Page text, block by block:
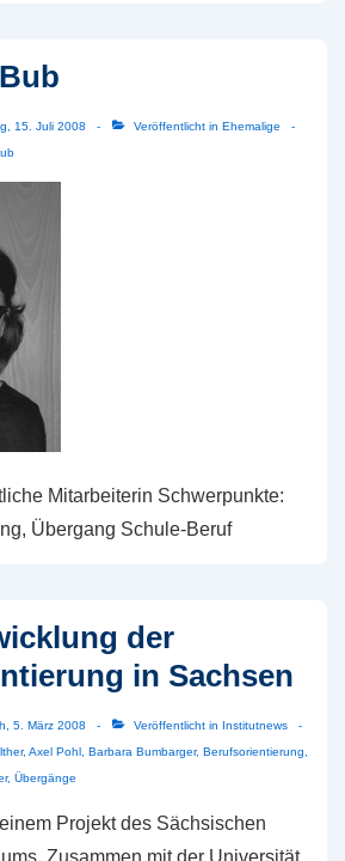
15. Juli 2008 Veröffentlicht in Ehemalige
Mitarbeiterin Schwerpunkte:
Übergang Schule-Beruf
der
in Sachsen
5. März 2008 Veröffentlicht in Institutnews
, Axel Pohl Barbara Bumbarger, Berufsorientierung
, Übergänge
Projekt des Sächsischen
Zusammen mit der Universität